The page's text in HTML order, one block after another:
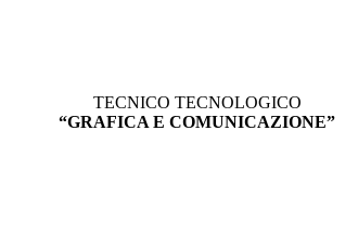
TECNICO TECNOLOGICO
“GRAFICA E COMUNICAZIONE”